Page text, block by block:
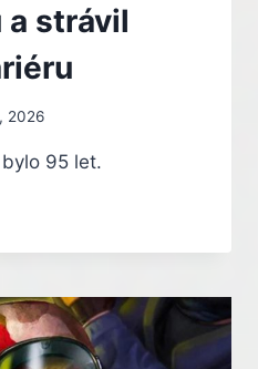
a strávil
2026
95 let.